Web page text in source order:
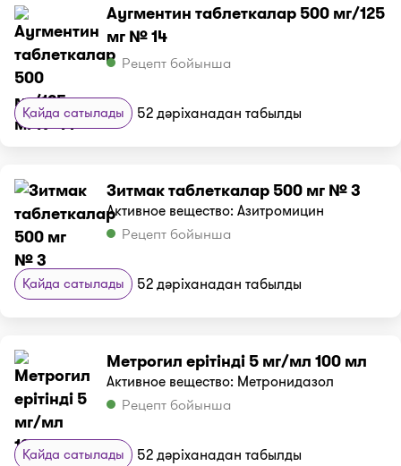
Аугментин таблеткалар 500 мг/125
мг № 14
Рецепт бойынша
Қайда сатылады 52 дәріханадан табылды
Зитмак таблеткалар 500 мг № 3
Активное вещество: Азитромицин
Рецепт бойынша
Қайда сатылады 52 дәріханадан табылды
Метрогил ерітінді 5 мг/мл 100 мл
Активное вещество: Метронидазол
Рецепт бойынша
Қайда сатылады 52 дәріханадан табылды